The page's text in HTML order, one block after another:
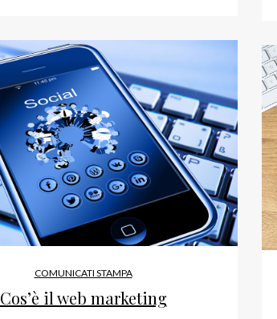
COMUNICATI STAMPA
Cos’è il web marketing